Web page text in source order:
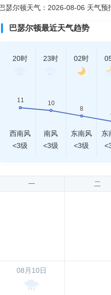
瑟尔顿天气：2026-08-06 天气预
巴瑟尔顿最近天气趋势
20时
西南风
<3级
23时
南风
<3级
02时
东南风
<3级
东
一 二
08月10日